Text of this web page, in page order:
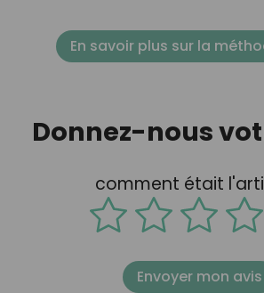
En savoir plus sur la
Donnez-nous
comment était
Envoyer mon avis